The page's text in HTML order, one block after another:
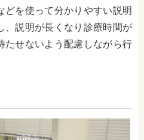
どを使って分かりやすい説明
、説明が長くなり診療時間が
たせないよう配慮しながら行